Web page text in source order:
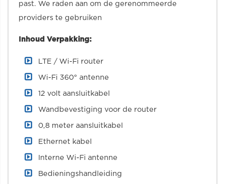
past. We raden aan om de gerenommeerde
providers te gebruiken
Inhoud Verpakking:
LTE / Wi-Fi router
Wi-Fi 360° antenne
12 volt aansluitkabel
Wandbevestiging voor de router
0,8 meter aansluitkabel
Ethernet kabel
Interne Wi-Fi antenne
Bedieningshandleiding